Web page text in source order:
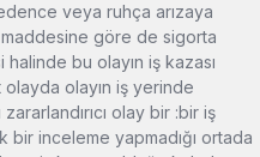
veya ruhça arızaya
maddesine göre de sigorta
bu olayın iş kazası
olayda olayın iş yerinde
olay bir :bir iş
bir inceleme yapmadığı ortada